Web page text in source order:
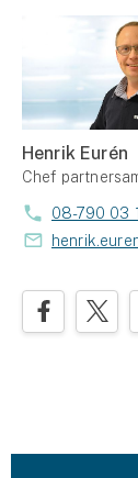
Henrik Eurén
Chef
08-790 03